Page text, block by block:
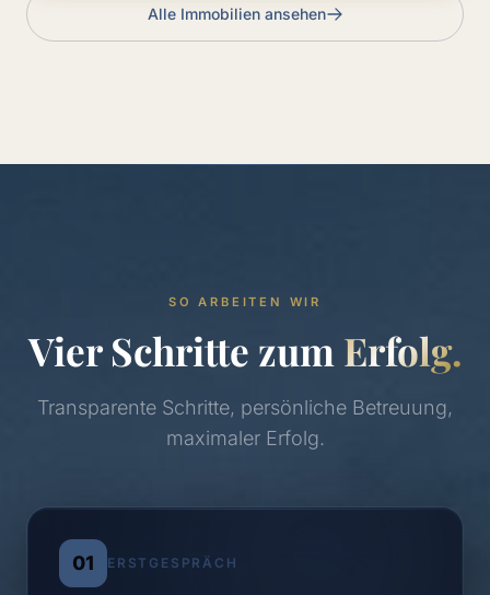
Alle Immobilien ansehen
SO ARBEITEN WIR
Vier Schritte zum Erfolg.
Transparente Schritte, persönliche Betreuung,
maximaler Erfolg.
01 ERSTGESPRÄCH